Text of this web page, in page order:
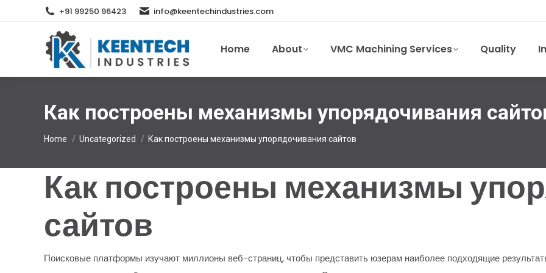
+91 99250 96423 info@keentechindustries.com
Home About VMC Machining Services Quality
Как построены механизмы упорядочивания
You are here:
Home Uncategorized Как построены механизмы упорядочивания сайтов
Как построены механизмы
сайтов
Поисковые платформы изучают миллионы веб-страниц, чтобы представить юзерам наиболее подходящие